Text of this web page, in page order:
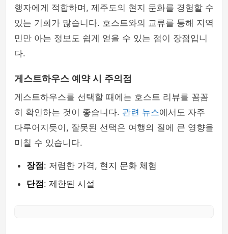
행자에게 적합하며, 제주도의 현지 문화를 경험할 수
있는 기회가 많습니다. 호스트와의 교류를 통해 지역
민만 아는 정보도 쉽게 얻을 수 있는 점이 장점입니
다.
게스트하우스 예약 시 주의점
게스트하우스를 선택할 때에는 호스트 리뷰를 꼼꼼
히 확인하는 것이 좋습니다. 관련 뉴스에서도 자주
다루어지듯이, 잘못된 선택은 여행의 질에 큰 영향을
미칠 수 있습니다.
장점: 저렴한 가격, 현지 문화 체험
단점: 제한된 시설